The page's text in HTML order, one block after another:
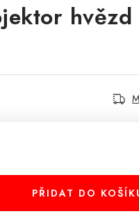
hvězd
PŘIDAT DO